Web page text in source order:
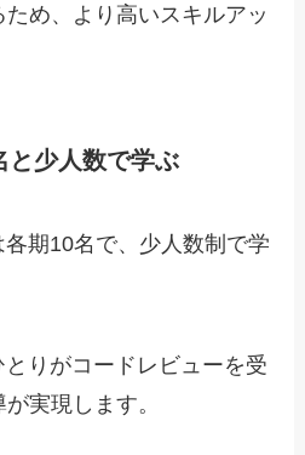
め、より高いスキルアッ
少人数で学ぶ
期10名で、少人数制で学
りがコードレビューを受
実現します。